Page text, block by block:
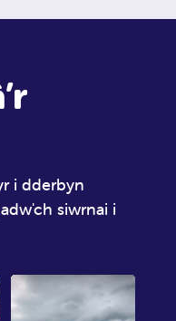
i dderbyn
siwrnai i